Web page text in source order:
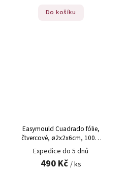
Do košíku
Easymould Cuadrado fólie,
čtvercové, ø2x2x6cm, 100%
Chef (60/0008), 100 ks
Expedice do 5 dnů
490 Kč / ks